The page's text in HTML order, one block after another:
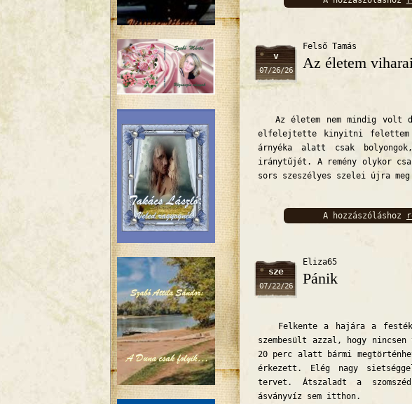
v
07/26/26
Felső Tamás
Az életem
Az életem nem mindig volt
elfelejtette kinyitni felettem
árnyéka alatt csak
iránytűjét. A remény olykor
sors szeszélyes szelei újra
A hozzászóláshoz
sze
07/22/26
Eliza65
Pánik
Felkente a hajára a
szembesült azzal, hogy
20 perc alatt bármi
érkezett. Elég nagy
tervet. Átszaladt a
ásványvíz sem itthon.